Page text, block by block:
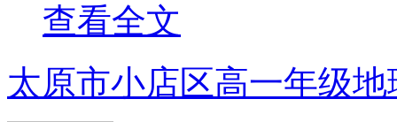
查看全文
太原市小店区高一年级地